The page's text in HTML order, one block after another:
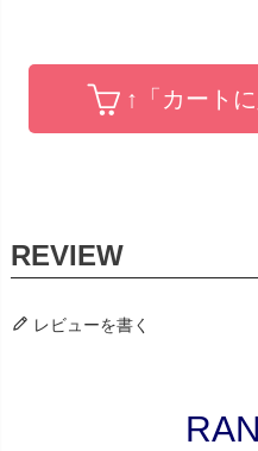
↑「カート
レビューを書く